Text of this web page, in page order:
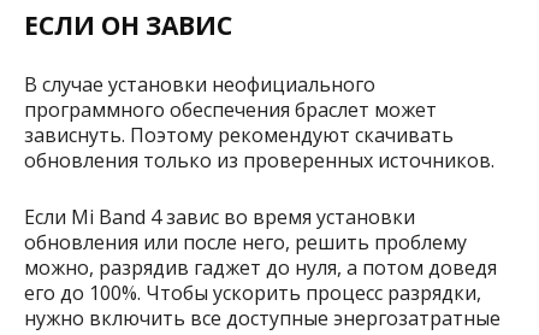
ЕСЛИ ОН ЗАВИС
В случае установки неофициального
программного обеспечения браслет может
зависнуть. Поэтому рекомендуют скачивать
обновления только из проверенных источников.
Если Mi Band 4 завис во время установки
обновления или после него, решить проблему
можно, разрядив гаджет до нуля, а потом доведя
его до 100%. Чтобы ускорить процесс разрядки,
нужно включить все доступные энергозатратные